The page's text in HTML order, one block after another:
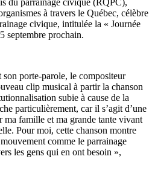
du parrainage civique (RQPC),
à travers le Québec, célèbre
civique, intitulée la « Journée
septembre prochain.
porte-parole, le compositeur
clip musical à partir la chanson
subie à cause de la
particulièrement, car il s’agit d’une
ma famille et ma grande tante vivant
Pour moi, cette chanson montre
comme le parrainage
les gens qui en ont besoin »,